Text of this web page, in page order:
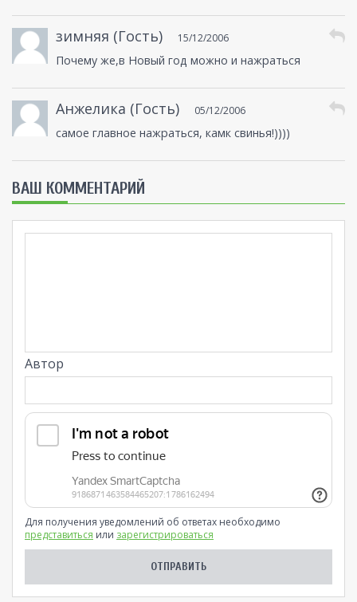
зимняя (Гость) 15/12/2006
Почему же,в Новый год можно и нажраться
Анжелика (Гость) 05/12/2006
самое главное нажраться, камк свинья!))))
ВАШ КОММЕНТАРИЙ
Автор
Для получения уведомлений об ответах необходимо
представиться или зарегистрироваться